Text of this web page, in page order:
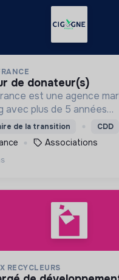
de donateur(s)
est une agence
avec plus de 5 années
objectif,
marketing de collecte
de la transition CDD
Associations
RECYCLEURS